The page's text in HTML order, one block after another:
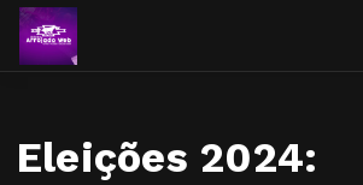
Eleições 2024: